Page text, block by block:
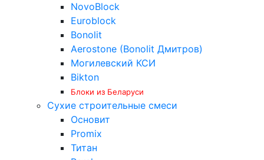
NovoBlock
Euroblock
Bonolit
Aerostone (Bonolit Дмитров)
Могилевский КСИ
Bikton
Блоки из Беларуси
Сухие строительные смеси
Основит
Promix
Титан